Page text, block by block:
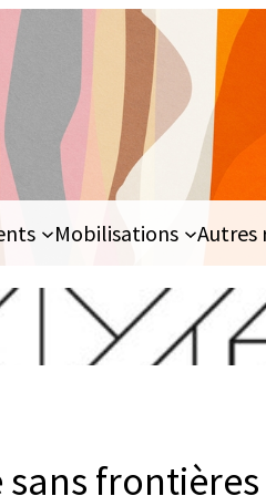
Mobilisations Autres
frontières